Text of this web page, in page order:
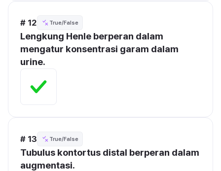
# 12 True/False
Lengkung Henle berperan dalam
mengatur konsentrasi garam dalam
urine.
# 13 True/False
Tubulus kontortus distal berperan dalam
augmentasi.